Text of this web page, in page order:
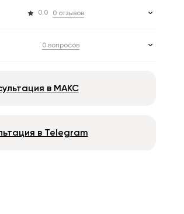
0.0 0 отзывов
0 вопросов
в МАКС
в Telegram